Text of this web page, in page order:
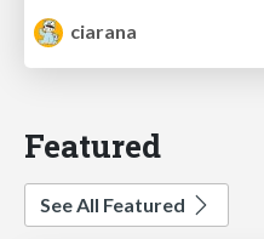
ciarana
Featured
See All Featured